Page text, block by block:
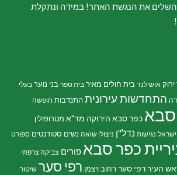
את הנגשת האתר! במידה ונתקלת
אושילנד בית חולים מאיר בית ספר בני נוער בעלי
התחדשות עירוניתהתנדבות חופשה
כפר סבא הירוקה מד"א מטרופולין
נגישות נדל"ן ניצולי שואה נשים סטודנטים ספורט
כפר סבא פורים צביקה צרפתי
העיר רפי סער רחוב ויצמן רפי סער שיטור